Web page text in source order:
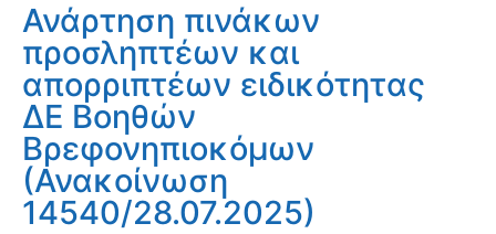
Ανάρτηση πινάκων
προσληπτέων και
απορριπτέων ειδικότητας
ΔΕ Βοηθών
Βρεφονηπιοκόμων
(Ανακοίνωση
14540/28.07.2025)